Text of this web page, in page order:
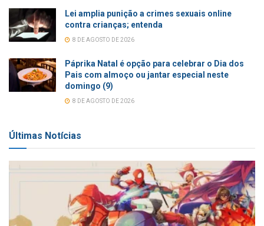
Lei amplia punição a crimes sexuais online
contra crianças; entenda
8 DE AGOSTO DE 2026
Páprika Natal é opção para celebrar o Dia dos
Pais com almoço ou jantar especial neste
domingo (9)
8 DE AGOSTO DE 2026
Últimas Notícias